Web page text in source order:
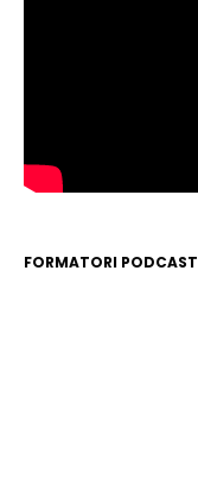
FORMATORI PODCAST